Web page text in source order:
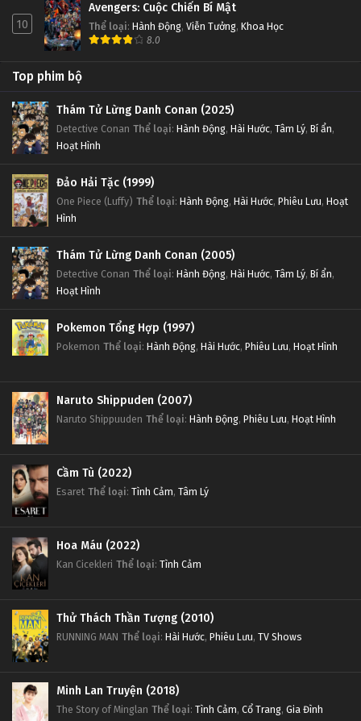
10
Avengers: Cuộc Chiến Bí Mật
Thể loại: Hành Động, Viễn Tưởng, Khoa Học
8.0
Top phim bộ
Thám Tử Lừng Danh Conan (2025)
Detective Conan Thể loại: Hành Động, Hài Hước, Tâm Lý, Bí ẩn,
Hoạt Hình
Đảo Hải Tặc (1999)
One Piece (Luffy) Thể loại: Hành Động, Hài Hước, Phiêu Lưu, Hoạt
Hình
Thám Tử Lừng Danh Conan (2005)
Detective Conan Thể loại: Hành Động, Hài Hước, Tâm Lý, Bí ẩn,
Hoạt Hình
Pokemon Tổng Hợp (1997)
Pokemon Thể loại: Hành Động, Hài Hước, Phiêu Lưu, Hoạt Hình
Naruto Shippuden (2007)
Naruto Shippuuden Thể loại: Hành Động, Phiêu Lưu, Hoạt Hình
Cầm Tù (2022)
Esaret Thể loại: Tình Cảm, Tâm Lý
Hoa Máu (2022)
Kan Cicekleri Thể loại: Tình Cảm
Thử Thách Thần Tượng (2010)
RUNNING MAN Thể loại: Hài Hước, Phiêu Lưu, TV Shows
Minh Lan Truyện (2018)
The Story of Minglan Thể loại: Tình Cảm, Cổ Trang, Gia Đình